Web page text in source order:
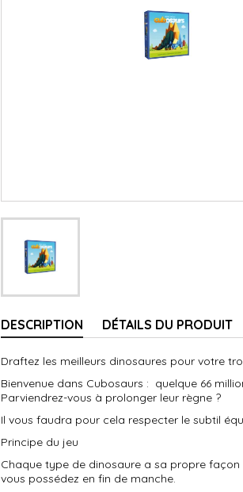
DESCRIPTION DÉTAILS DU PRODUIT
Draftez les meilleurs dinosaures pour votre
Bienvenue dans Cubosaurs : quelque 66
Parviendrez-vous à prolonger leur règne ?
Il vous faudra pour cela respecter le subtil
Principe du jeu
Chaque type de dinosaure a sa propre
vous possédez en fin de manche.